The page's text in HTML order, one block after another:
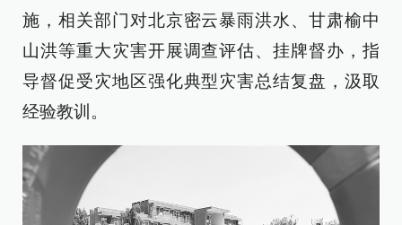
施，相关部门对北京密云暴雨洪水、甘肃榆中
山洪等重大灾害开展调查评估、挂牌督办，指
导督促受灾地区强化典型灾害总结复盘，汲取
经验教训。